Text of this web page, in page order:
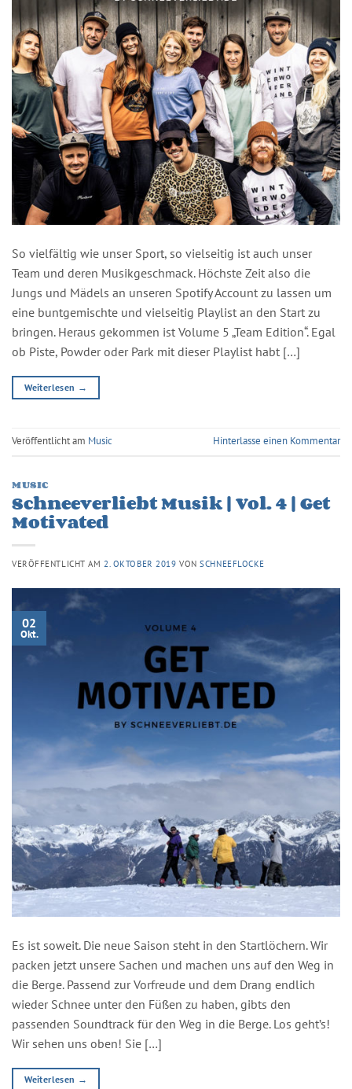
So vielfältig wie unser Sport, so vielseitig ist auch unser
Team und deren Musikgeschmack. Höchste Zeit also die
Jungs und Mädels an unseren Spotify Account zu lassen um
eine buntgemischte und vielseitig Playlist an den Start zu
bringen. Heraus gekommen ist Volume 5 „Team Edition“. Egal
ob Piste, Powder oder Park mit dieser Playlist habt […]
Weiterlesen →
Veröffentlicht am Music Hinterlasse einen Kommentar
MUSIC
Schneeverliebt Musik | Vol. 4 | Get
Motivated
VERÖFFENTLICHT AM 2. OKTOBER 2019 VONSCHNEEFLOCKE
02
Okt.
Es ist soweit. Die neue Saison steht in den Startlöchern. Wir
packen jetzt unsere Sachen und machen uns auf den Weg in
die Berge. Passend zur Vorfreude und dem Drang endlich
wieder Schnee unter den Füßen zu haben, gibts den
passenden Soundtrack für den Weg in die Berge. Los geht’s!
Wir sehen uns oben! Sie […]
Weiterlesen →